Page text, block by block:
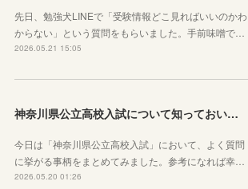
先日、勉強犬LINEで「受験情報どこ見ればいいのかわ
からない」という質問をもらいました。手前味噌で…
2026.05.21 15:05
神奈川県公立高校入試について知っておいた方がいい10のこと
今日は「神奈川県公立高校入試」において、よく質問
に挙がる事柄をまとめてみました。参考になれば幸…
2026.05.20 01:26